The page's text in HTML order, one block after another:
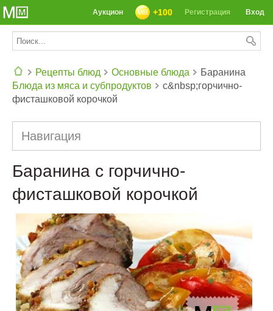
СЕГОДНЯ: 39142 РЕЦЕПТА
Вход
Регистрация
+100
Аукцион
Рецепты блюд
Основные блюда
Блюда из мяса и субпродуктов
Баранина
с&nbsp;горчично-
фисташковой корочкой
Навигация
Баранина с горчично-
фисташковой корочкой